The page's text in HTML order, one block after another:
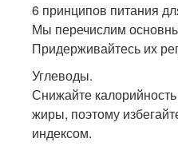
6 принципов питания
Мы перечислим
Придерживайтесь их
Углеводы.
Снижайте
жиры, поэтому
индексом.